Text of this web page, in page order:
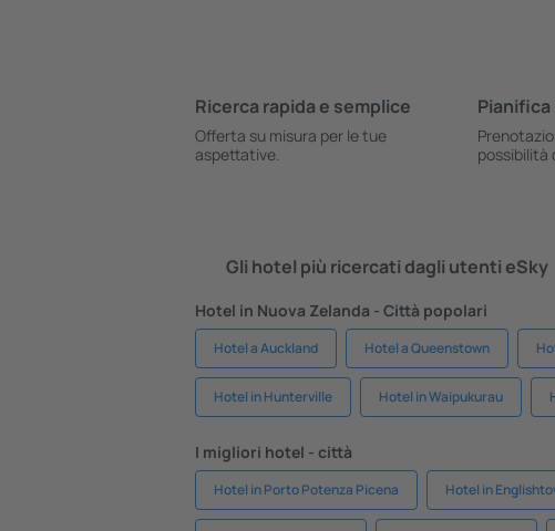
Ricerca rapida e semplice
Offerta su misura per le tue
aspettative.
possibilità
Gli hotel più ricercati dagli utenti eSky
Hotel in Nuova Zelanda - Città popolari
Hotel a Auckland Hotel a Queenstown
Hotel in Hunterville Hotel in Waipukurau
I migliori hotel - città
Hotel in Porto Potenza Picena Hotel in